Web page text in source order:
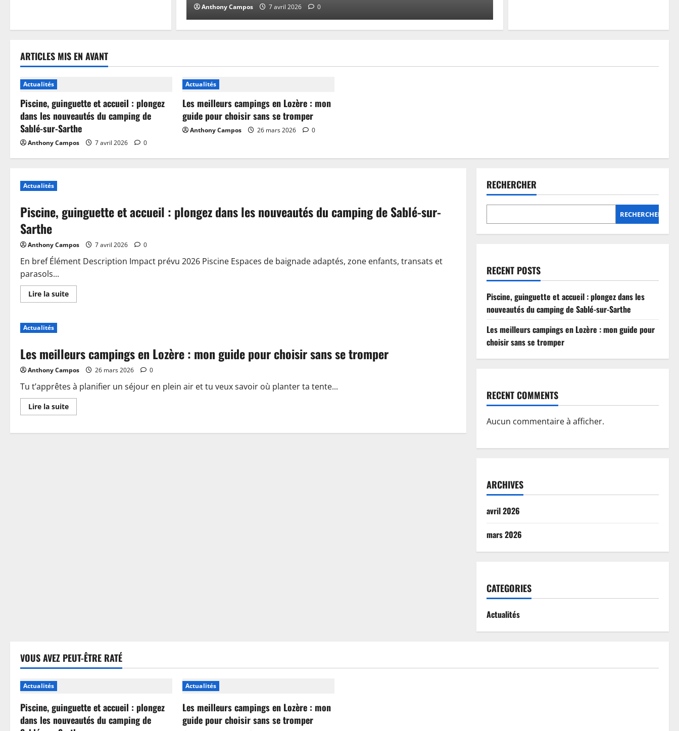
Anthony Campos 7 avril 2026 0
ARTICLES MIS EN AVANT
Actualités
Piscine, guinguette et accueil : plongez
dans les nouveautés du camping de
Sablé-sur-Sarthe
Anthony Campos 7 avril 2026 0
Actualités
Les meilleurs campings en Lozère : mon
guide pour choisir sans se tromper
Anthony Campos 26 mars 2026 0
Actualités
Piscine, guinguette et accueil : plongez dans les nouveautés du camping de Sablé-sur-
Sarthe
Anthony Campos 7 avril 2026 0
En bref Élément Description Impact prévu 2026 Piscine Espaces de baignade adaptés, zone enfants, transats et
parasols...
Lire la suiteEn
savoir
:
plongez
les
du
camping
de
Sablé-
sur-
Actualités
Les meilleurs campings en Lozère : mon guide pour choisir sans se tromper
Anthony Campos 26 mars 2026 0
Tu t’apprêtes à planifier un séjour en plein air et tu veux savoir où planter ta tente...
Lire la suiteEn
savoir
Les
RECHERCHER
RECHERCHER
RECENT POSTS
Piscine, guinguette et accueil : plongez dans les
nouveautés du camping de Sablé-sur-Sarthe
Les meilleurs campings en Lozère : mon guide pour
choisir sans se tromper
RECENT COMMENTS
Aucun commentaire à afficher.
ARCHIVES
avril 2026
mars 2026
CATEGORIES
Actualités
VOUS AVEZ PEUT-ÊTRE RATÉ
Actualités
Piscine, guinguette et accueil : plongez
dans les nouveautés du camping de
Actualités
Les meilleurs campings en Lozère : mon
guide pour choisir sans se tromper